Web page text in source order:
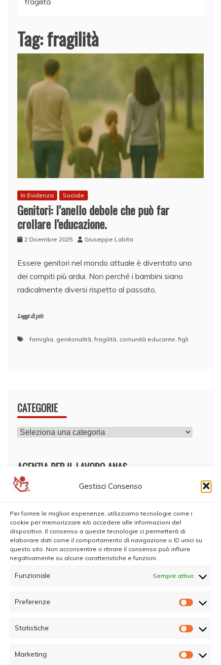
Gestisci Consenso
Per fornire le migliori esperienze, utilizziamo tecnologie come i
cookie per memorizzare e/o accedere alle informazioni del
dispositivo. Il consenso a queste tecnologie ci permetterà di
elaborare dati come il comportamento di navigazione o ID unici su
questo sito. Non acconsentire o ritirare il consenso può influire
negativamente su alcune caratteristiche e funzioni.
Funzionale Sempre attivo
Preferenze
Statistiche
Marketing
Tag:fragilità
In Evidenza Sociale
Genitori: l’anello debole che può far
crollare l’educazione.
2 Dicembre 2025 Giuseppe Labita
Essere genitori nel mondo attuale è diventato uno
dei compiti più ardui. Non perché i bambini siano
radicalmente diversi rispetto al passato,
Leggi di più
famiglia genitorialità ,fragilità comunità educante ,figli
CATEGORIE
CATEGORIE
AGENZIA PER IL LAVORO ANAS